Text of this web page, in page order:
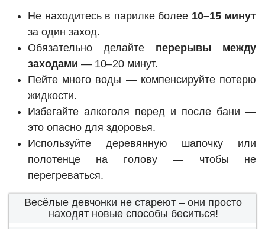
Не находитесь в парилке более 10–15 минут
за один заход.
Обязательно делайте перерывы между
заходами — 10–20 минут.
Пейте много воды — компенсируйте потерю
жидкости.
Избегайте алкоголя перед и после бани —
это опасно для здоровья.
Используйте деревянную шапочку или
полотенце на голову — чтобы не
перегреваться.
Весёлые девчонки не стареют – они просто
находят новые способы беситься!